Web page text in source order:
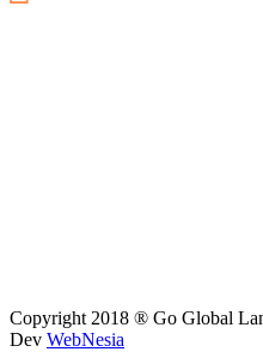
Copyright 2018 ® Go Global
Dev WebNesia